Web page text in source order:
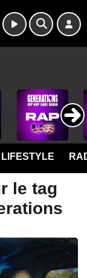
LIFESTYLE
le tag